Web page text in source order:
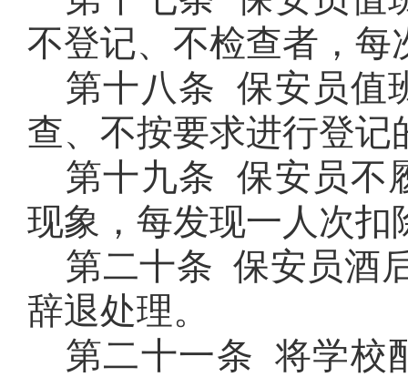
不登记、不检查者，每
第十八条 保安员值
查、不按要求进行登记
第十九条 保安员不
现象，每发现一人次扣
第二十条 保安员酒
辞退处理。
第二十一条 将学校